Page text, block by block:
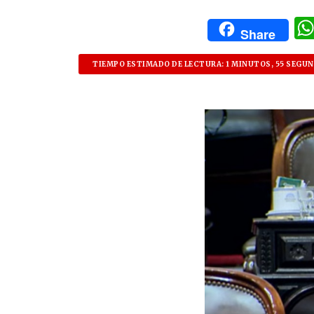
Share
TIEMPO ESTIMADO DE LECTURA: 1 MINUTOS, 55